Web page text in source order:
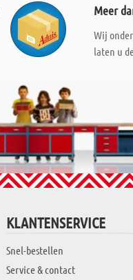
Meer
Wij
laten u
KLANTENSERVICE
Snel-bestellen
Service & contact